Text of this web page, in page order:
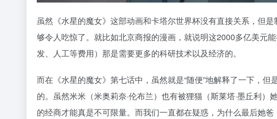
虽然《水星的魔女》这部动画和卡塔尔世界杯没有直接关系，但
够令人吃惊了。就比如北京商报的漫画，就说明这2000多亿美元
发、人工等费用）那是需要更多的科研技术以及经济的。
而在《水星的魔女》第七话中，虽然就是“随便”地解释了一下，
的。虽然米米（米奥莉奈·伦布兰）也有被狸猫（斯莱塔·墨丘利
的经商才能真是不可限量。而我们一直都在疑惑，为什么最后她爸